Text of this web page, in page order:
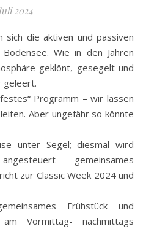
2024
Wie in den Jahren
geklönt, gesegelt und
geleert.
Programm – wir lassen
Aber ungefähr so könnte
unter Segel; diesmal wird
gemeinsames
zur Classic Week 2024 und
Frühstück und
am Vormittag- nachmittags